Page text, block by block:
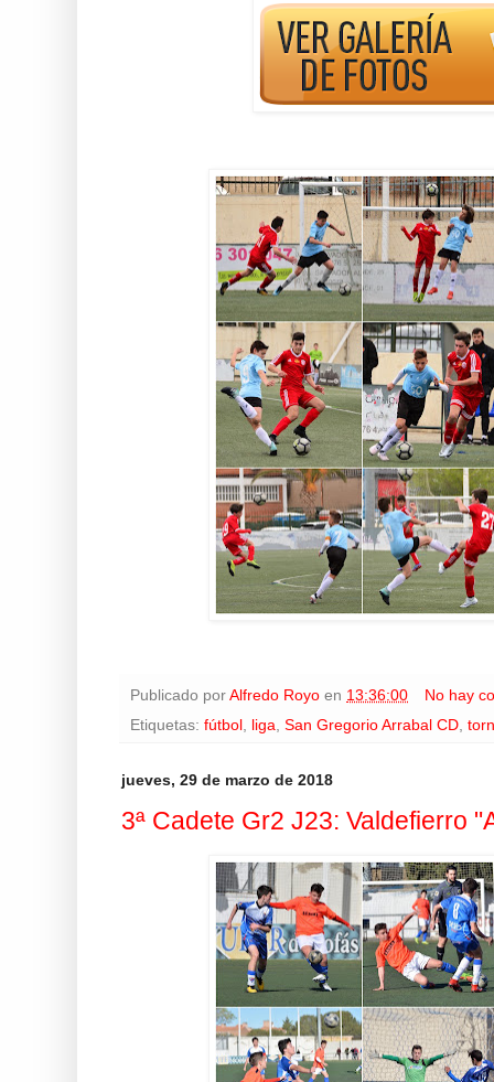
Publicado por Alfredo Royo en 13:36:00
No hay
Etiquetas: fútbol liga San Gregorio Arrabal CD
jueves, 29 de marzo de 2018
3ª Cadete Gr2 J23: Valdefierro